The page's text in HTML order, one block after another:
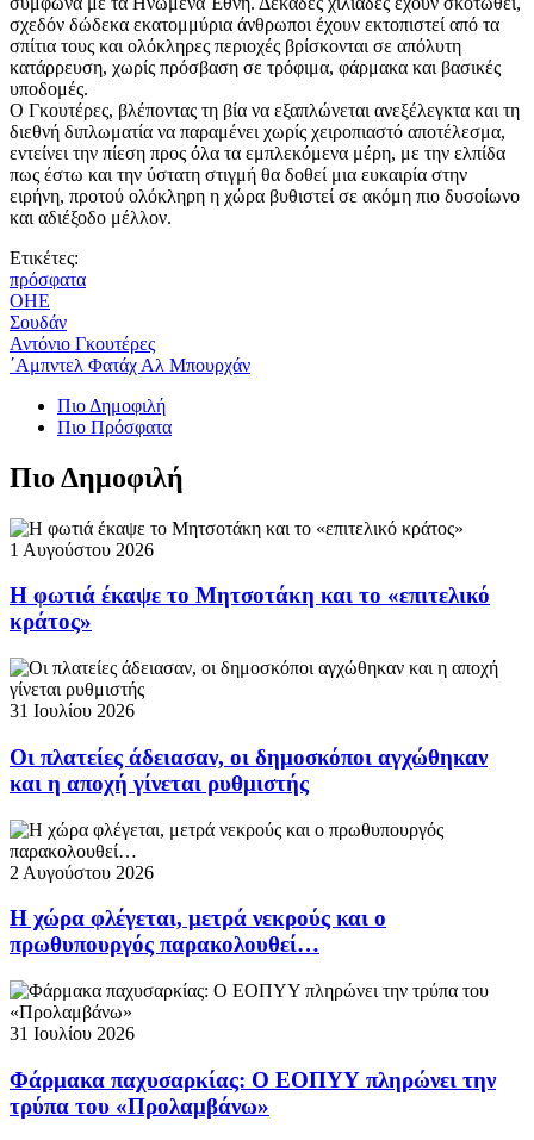
σχεδόν δώδεκα εκατομμύρια άνθρωποι έχουν εκτοπιστεί από τα
σπίτια τους και ολόκληρες περιοχές βρίσκονται σε απόλυτη
κατάρρευση, χωρίς πρόσβαση σε τρόφιμα, φάρμακα και βασικές
υποδομές.
Ο Γκουτέρες, βλέποντας τη βία να εξαπλώνεται ανεξέλεγκτα και τη
διεθνή διπλωματία να παραμένει χωρίς χειροπιαστό αποτέλεσμα,
εντείνει την πίεση προς όλα τα εμπλεκόμενα μέρη, με την ελπίδα
πως έστω και την ύστατη στιγμή θα δοθεί μια ευκαιρία στην
ειρήνη, προτού ολόκληρη η χώρα βυθιστεί σε ακόμη πιο δυσοίωνο
και αδιέξοδο μέλλον.
Ετικέτες:
πρόσφατα
ΟΗΕ
Σουδάν
Αντόνιο Γκουτέρες
΄Αμπντελ Φατάχ Αλ Μπουρχάν
Πιο Δημοφιλή
Πιο Πρόσφατα
Πιο Δημοφιλή
1 Αυγούστου 2026
Η φωτιά έκαψε το Μητσοτάκη και το «επιτελικό
κράτος»
31 Ιουλίου 2026
Οι πλατείες άδειασαν, οι δημοσκόποι αγχώθηκαν
και η αποχή γίνεται ρυθμιστής
2 Αυγούστου 2026
Η χώρα φλέγεται, μετρά νεκρούς και ο
πρωθυπουργός παρακολουθεί…
31 Ιουλίου 2026
Φάρμακα παχυσαρκίας: Ο ΕΟΠΥΥ πληρώνει την
τρύπα του «Προλαμβάνω»